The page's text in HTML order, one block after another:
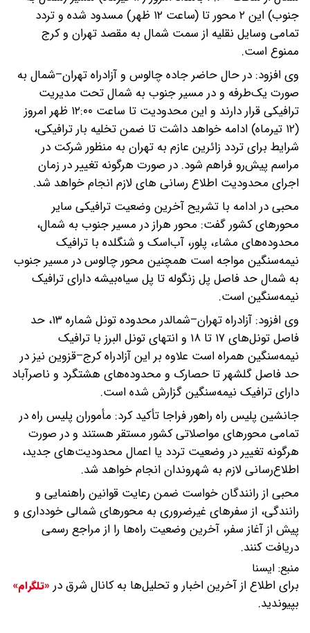
جنوب) این ۲ محور تا (ساعت ۱۲ ظهر) مسدود شده و تردد
تمامی وسایل نقلیه از سمت شمال به مقصد تهران و کرج
ممنوع است.
وی افزود: در حال حاضر جاده چالوس و آزادراه تهران–شمال به
صورت یک‌طرفه و در مسیر جنوب به شمال تحت مدیریت
ترافیکی قرار دارند و این محدودیت تا ساعت ۱۲:۰۰ ظهر امروز
(۱۲ تیرماه) ادامه خواهد داشت تا ضمن تخلیه بار ترافیکی،
شرایط برای تردد زائرین عازم به تهران به منظور شرکت در
مراسم پیش‌رو فراهم شود. در صورت هرگونه تغییر در زمان
اجرای محدودیت اطلاع رسانی های لازم انجام خواهد شد.
محبی در ادامه با تشریح آخرین وضعیت ترافیکی سایر
محورهای کشور گفت: محور هراز در مسیر جنوب به شمال،
محدوده‌های مشاء، پلور، آب‌اسک و شنگلده با ترافیک
نیمه‌سنگین مواجه است همچنین محور چالوس در مسیر جنوب
به شمال حد فاصل پل زنگوله تا پل سیاه‌بیشه دارای ترافیک
نیمه‌سنگین است.
وی افزود: آزادراه تهران–شمالدر محدوده تونل شماره ۱۳، حد
فاصل تونل‌های ۱۷ تا ۱۸ و انتهای تونل البرز با ترافیک
نیمه‌سنگین همراه است علاوه بر این آزادراه کرج–قزوین نیز در
حد فاصل گلشهر تا حصارک و محدوده‌های هشتگرد و ناصرآباد
دارای ترافیک نیمه‌سنگین گزارش شده است.
جانشین پلیس راه راهور فراجا تأکید کرد: مأموران پلیس راه در
تمامی محورهای مواصلاتی کشور مستقر هستند و در صورت
هرگونه تغییر در وضعیت تردد یا اعمال محدودیت‌های جدید،
اطلاع‌رسانی لازم به شهروندان انجام خواهد شد.
محبی از رانندگان خواست ضمن رعایت قوانین راهنمایی و
رانندگی، از سفرهای غیرضروری به محورهای شمالی خودداری و
پیش از آغاز سفر، آخرین وضعیت راه‌ها را از مراجع رسمی
دریافت کنند.
منبع: ايسنا
برای اطلاع از آخرین اخبار و تحلیل‌ها به کانال شرق در «تلگرام»
بپیوندید.